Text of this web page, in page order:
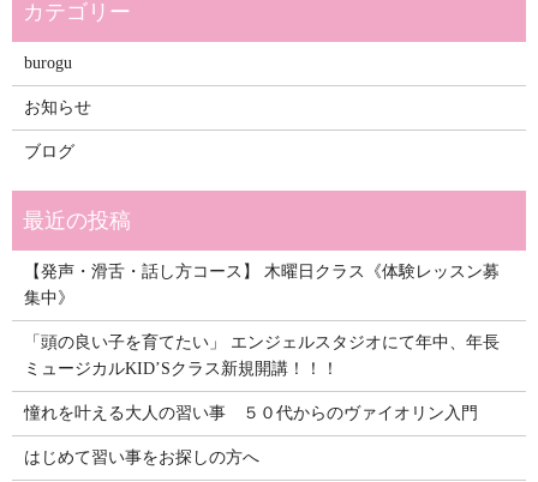
burogu
お知らせ
ブログ
【発声・滑舌・話し方コース】 木曜日クラス《体験レッスン募
集中》
「頭の良い子を育てたい」 エンジェルスタジオにて年中、年長
ミュージカルKID’Sクラス新規開講！！！
憧れを叶える大人の習い事 ５０代からのヴァイオリン入門
はじめて習い事をお探しの方へ